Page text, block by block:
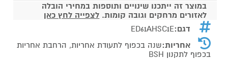
במוצר זה ייתכנו שינויים ותוספות במחירי הובלה
לאזורים מרחקים וגובה קומות. לצפייה לחץ כאן
דגם:ED61AHSC1E
אחריות:שנה בכפוף לתעודת אחריות, הרחבת אחריות
בכפוף לתקנון BSH